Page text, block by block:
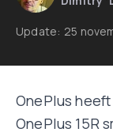
Update: 25
OnePlus
OnePlus 15R